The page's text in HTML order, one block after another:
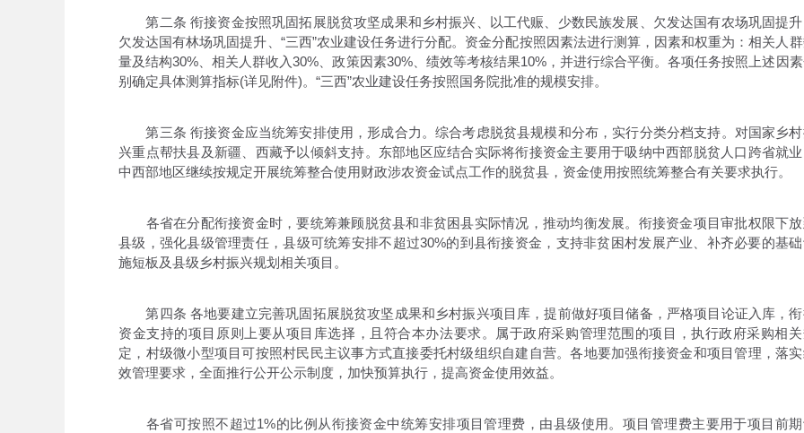
第二条 衔接资金按照巩固拓展脱贫攻坚成果和乡村振兴、以工代赈、少数民族发展、欠发达国有农场巩固提升
欠发达国有林场巩固提升、“三西”农业建设任务进行分配。资金分配按照因素法进行测算，因素和权重为：相关人
量及结构30%、相关人群收入30%、政策因素30%、绩效等考核结果10%，并进行综合平衡。各项任务按照上述因
别确定具体测算指标(详见附件)。“三西”农业建设任务按照国务院批准的规模安排。
第三条 衔接资金应当统筹安排使用，形成合力。综合考虑脱贫县规模和分布，实行分类分档支持。对国家乡
兴重点帮扶县及新疆、西藏予以倾斜支持。东部地区应结合实际将衔接资金主要用于吸纳中西部脱贫人口跨省就业
中西部地区继续按规定开展统筹整合使用财政涉农资金试点工作的脱贫县，资金使用按照统筹整合有关要求执行。
各省在分配衔接资金时，要统筹兼顾脱贫县和非贫困县实际情况，推动均衡发展。衔接资金项目审批权限下放
县级，强化县级管理责任，县级可统筹安排不超过30%的到县衔接资金，支持非贫困村发展产业、补齐必要的基
施短板及县级乡村振兴规划相关项目。
第四条 各地要建立完善巩固拓展脱贫攻坚成果和乡村振兴项目库，提前做好项目储备，严格项目论证入库，
资金支持的项目原则上要从项目库选择，且符合本办法要求。属于政府采购管理范围的项目，执行政府采购相
定，村级微小型项目可按照村民民主议事方式直接委托村级组织自建自营。各地要加强衔接资金和项目管理，落
效管理要求，全面推行公开公示制度，加快预算执行，提高资金使用效益。
各省可按照不超过1%的比例从衔接资金中统筹安排项目管理费，由县级使用。项目管理费主要用于项目前